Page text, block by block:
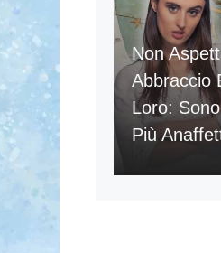
Non
Abbraccio
Loro:
Più